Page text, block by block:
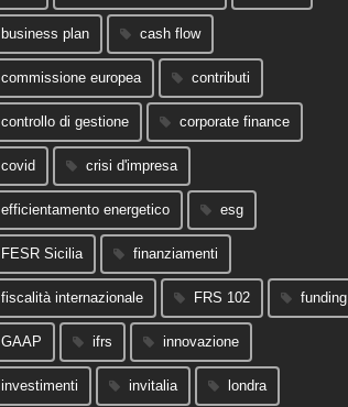
business plan cash flow
commissione europea contributi
controllo di gestione corporate finance
covid crisi d'impresa
efficientamento energetico esg
FESR Sicilia finanziamenti
fiscalità internazionale FRS 102 funding
GAAP ifrs innovazione
investimenti invitalia londra